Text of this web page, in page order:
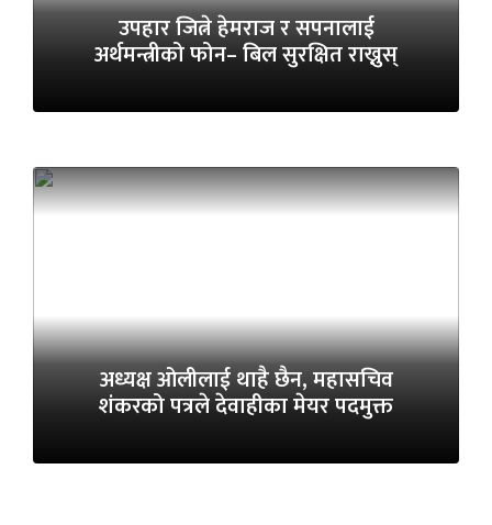
उपहार जित्ने हेमराज र सपनालाई
अर्थमन्त्रीको फोन– बिल सुरक्षित राख्नुस्
अध्यक्ष ओलीलाई थाहै छैन, महासचिव
शंकरको पत्रले देवाहीका मेयर पदमुक्त